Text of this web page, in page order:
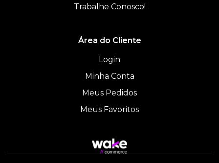
Trabalhe Conosco!
Área do Cliente
Login
Minha Conta
Meus Pedidos
Meus Favoritos